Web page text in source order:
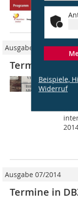
Beispiele,
Widerruf
Ausgabe 06/2014
Termine in
Ausgabe 07/2014
Termine in